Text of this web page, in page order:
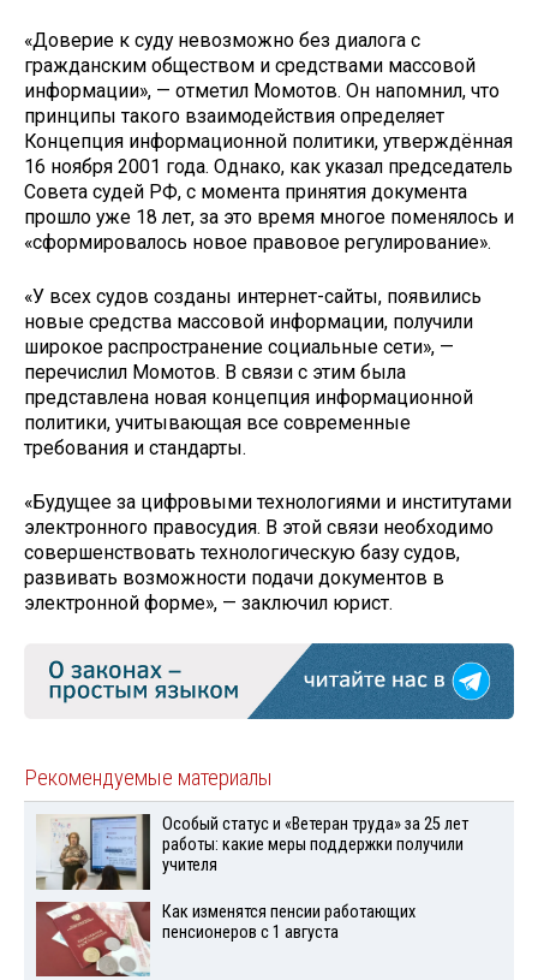
«Доверие к суду невозможно без диалога с
гражданским обществом и средствами массовой
информации», — отметил Момотов. Он напомнил, что
принципы такого взаимодействия определяет
Концепция информационной политики, утверждённая
16 ноября 2001 года. Однако, как указал председатель
Совета судей РФ, с момента принятия документа
прошло уже 18 лет, за это время многое поменялось и
«сформировалось новое правовое регулирование».
«У всех судов созданы интернет-сайты, появились
новые средства массовой информации, получили
широкое распространение социальные сети», —
перечислил Момотов. В связи с этим была
представлена новая концепция информационной
политики, учитывающая все современные
требования и стандарты.
«Будущее за цифровыми технологиями и институтами
электронного правосудия. В этой связи необходимо
совершенствовать технологическую базу судов,
развивать возможности подачи документов в
электронной форме», — заключил юрист.
Рекомендуемые материалы
Особый статус и «Ветеран труда» за 25 лет
работы: какие меры поддержки получили
учителя
Как изменятся пенсии работающих
пенсионеров с 1 августа